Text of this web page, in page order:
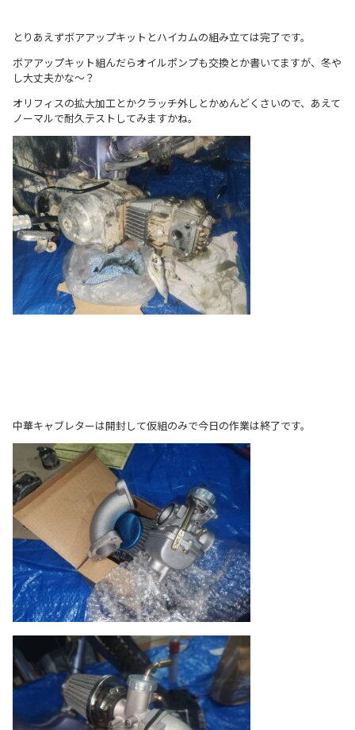
とりあえずボアアップキットとハイカムの組み立ては完了です。
ボアアップキット組んだらオイルポンプも交換とか書いてますが、冬や
し大丈夫かな～？
オリフィスの拡大加工とかクラッチ外しとかめんどくさいので、あえて
ノーマルで耐久テストしてみますかね。
中華キャブレターは開封して仮組のみで今日の作業は終了です。